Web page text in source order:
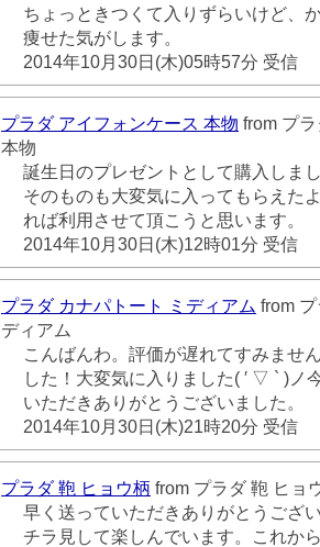
ちょっときつくて入りずらいけど、
痩せた気がします。
2014年10月30日(木)05時57分 受信
プラダ アイフォンケース 本物 from プ
本物
誕生日のプレゼントとして購入しま
そのものも大変気に入ってもらえた
れば利用させて頂こうと思います。
2014年10月30日(木)12時01分 受信
プラダ カナパトート ミディアム from
ディアム
こんばんわ。評価が遅れてすみませ
した！大変気に入りました( ′ ▽ ` )ノ
いただきありがとうございました。
2014年10月30日(木)21時20分 受信
プラダ 鞄 ヒョウ柄 from プラダ 鞄 ヒョ
早く送っていただきありがとうござ
チラ見して楽しんでいます。これか